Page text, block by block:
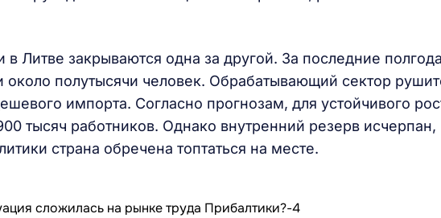
Литве закрываются одна за другой. За последние
около полутысячи человек. Обрабатывающий сектор
импорта. Согласно прогнозам, для устойчивого
тысяч работников. Однако внутренний резерв исчерпан,
страна обречена топтаться на месте.